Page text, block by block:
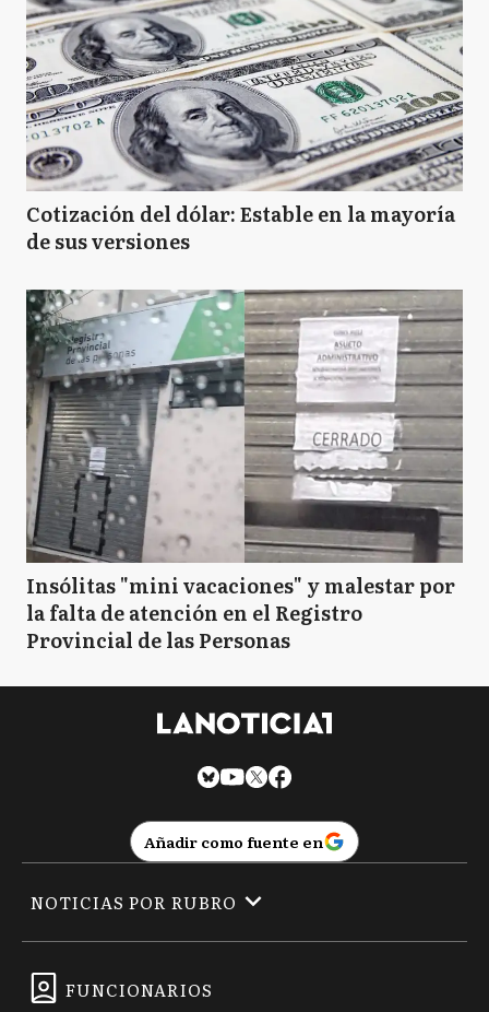
Cotización del dólar: Estable en la mayoría
de sus versiones
Insólitas "mini vacaciones" y malestar por
la falta de atención en el Registro
Provincial de las Personas
Añadir como fuente en
FUNCIONARIOS
NOTICIAS POR RUBRO